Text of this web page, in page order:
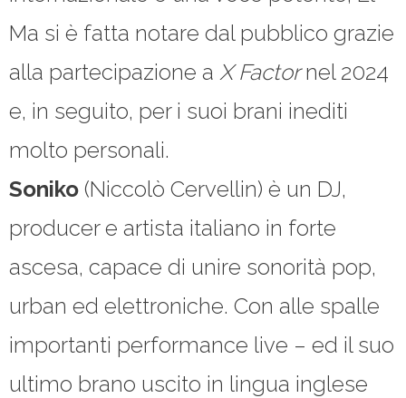
Ma si è fatta notare dal pubblico grazie
alla partecipazione a X Factornel 2024
e, in seguito, per i suoi brani inediti
molto personali.
Soniko (Niccolò Cervellin) è un DJ,
producer e artista italiano in forte
ascesa, capace di unire sonorità pop,
urban ed elettroniche. Con alle spalle
importanti performance live – ed il suo
ultimo brano uscito in lingua inglese